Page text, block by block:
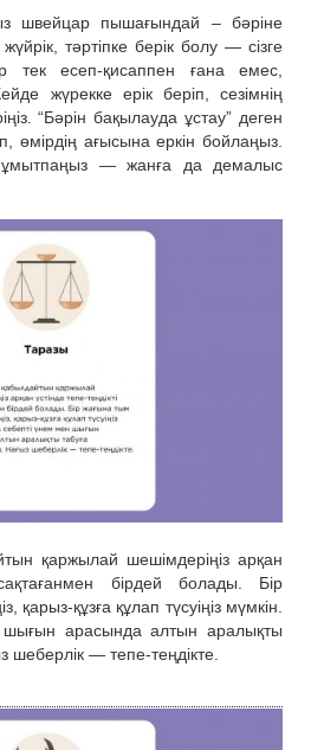
швейцар пышағындай – бәріне
тәртіпке берік болу — сізге
тек есеп-қисаппен ғана емес,
жүрекке ерік беріп, сезімнің
“Бәрін бақылауда ұстау” деген
өмірдің ағысына еркін бойлаңыз.
ұмытпаңыз — жанға да демалыс
қаржылай шешімдеріңіз арқан
сақтағанмен бірдей болады. Бір
қарыз-құзға құлап түсуіңіз мүмкін.
арасында алтын аралықты
шеберлік — тепе-теңдікте.